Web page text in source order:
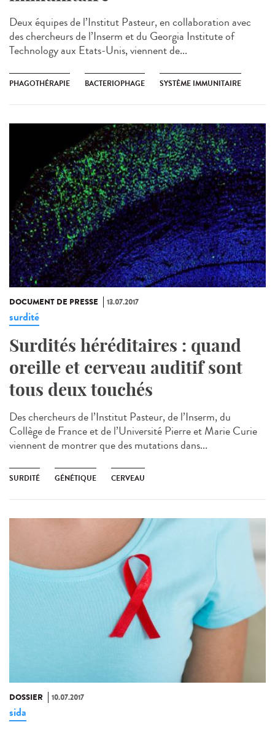
Deux équipes de l’Institut Pasteur, en collaboration avec
des chercheurs de l’Inserm et du Georgia Institute of
Technology aux Etats-Unis, viennent de...
PHAGOTHÉRAPIE BACTERIOPHAGE SYSTÈME IMMUNITAIRE
DOCUMENT DE PRESSE 13.07.2017
surdité
Surdités héréditaires : quand
oreille et cerveau auditif sont
tous deux touchés
Des chercheurs de l’Institut Pasteur, de l’Inserm, du
Collège de France et de l’Université Pierre et Marie Curie
viennent de montrer que des mutations dans...
SURDITÉ GÉNÉTIQUE CERVEAU
DOSSIER 10.07.2017
sida